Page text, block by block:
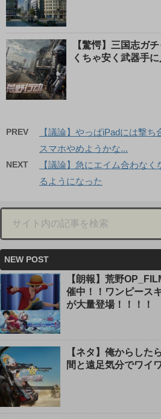
【驚愕】三国志ガ
くちゃ安く武器手
PREV
【議論】やっぱiPadには撃
スマホやめようかな...
NEXT
【議論】急にエイム合わな
るようになった
NEW POST
【朗報】荒野
催中！！ワンピース
が大量登場！！！！
【ネタ】俺からした
間と遠足気分でワイ